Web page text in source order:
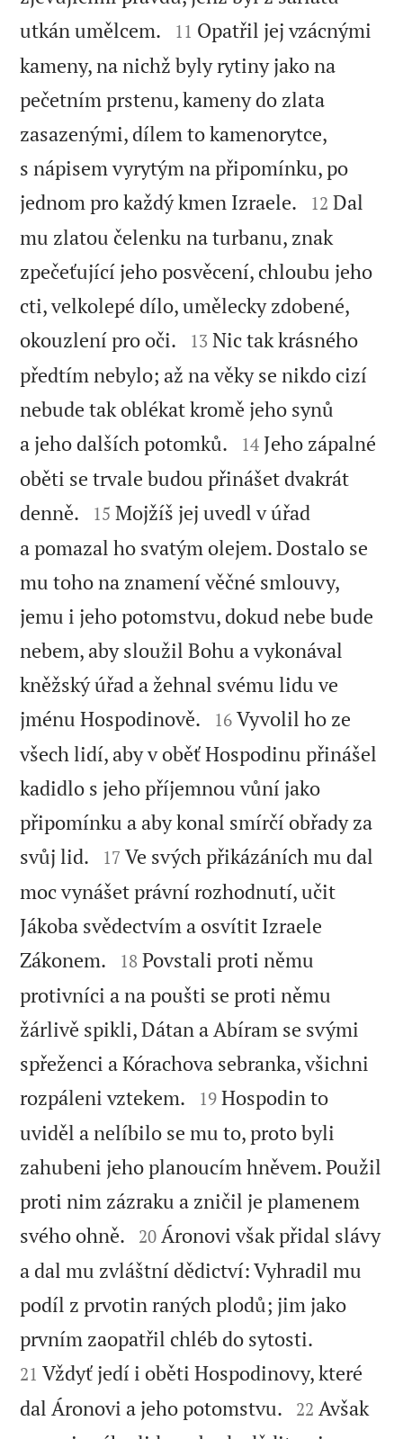
utkán umělcem.


11 Opatřil jej vzácnými
kameny, na nichž byly rytiny jako na
pečetním prstenu, kameny do zlata
zasazenými, dílem to kamenorytce,
s nápisem vyrytým na připomínku, po
jednom pro každý kmen Izraele.


12 Dal
mu zlatou čelenku na turbanu, znak
zpečeťující jeho posvěcení, chloubu jeho
cti, velkolepé dílo, umělecky zdobené,
okouzlení pro oči.


13 Nic tak krásného
předtím nebylo; až na věky se nikdo cizí
nebude tak oblékat kromě jeho synů
a jeho dalších potomků.


14 Jeho zápalné
oběti se trvale budou přinášet dvakrát
denně.


15 Mojžíš jej uvedl v úřad
a pomazal ho svatým olejem. Dostalo se
mu toho na znamení věčné smlouvy,
jemu i jeho potomstvu, dokud nebe bude
nebem, aby sloužil Bohu a vykonával
kněžský úřad a žehnal svému lidu ve
jménu Hospodinově.


16 Vyvolil ho ze
všech lidí, aby v oběť Hospodinu přinášel
kadidlo s jeho příjemnou vůní jako
připomínku a aby konal smírčí obřady za
svůj lid.


17 Ve svých přikázáních mu dal
moc vynášet právní rozhodnutí, učit
Jákoba svědectvím a osvítit Izraele
Zákonem.


18 Povstali proti němu
protivníci a na poušti se proti němu
žárlivě spikli, Dátan a Abíram se svými
spřeženci a Kórachova sebranka, všichni
rozpáleni vztekem.


19 Hospodin to
uviděl a nelíbilo se mu to, proto byli
zahubeni jeho planoucím hněvem. Použil
proti nim zázraku a zničil je plamenem
svého ohně. 

20 Áronovi však přidal slávy
a dal mu zvláštní dědictví: Vyhradil mu
podíl z prvotin raných plodů; jim jako
prvním zaopatřil chléb do sytosti.
21 Vždyť jedí i oběti Hospodinovy, které
dal Áronovi a jeho potomstvu. 

22 Avšak